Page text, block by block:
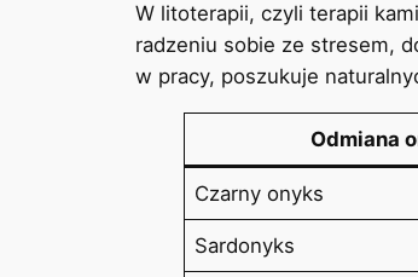
W litoterapii, czyli terapii
radzeniu sobie ze stresem,
w pracy, poszukuje
Odmiana
Czarny onyks
Sardonyks